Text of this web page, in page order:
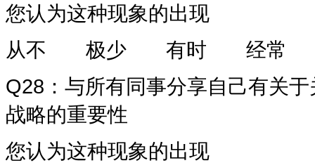
您认为这种现象的出现
从不
极少 有时
经常
Q28 ：与所有同事分享自己有关
战略的重要性
您认为这种现象的出现